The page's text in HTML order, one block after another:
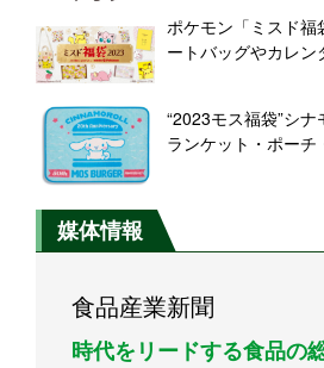
熟煮玉子」も、お
イテムプレゼント
ポケモン「ミスド福
ートバッグやカレン
イン/ミスタードー
“2023モス福袋”シ
ランケット・ポー
媒体情報
食品産業新聞
時代をリードする食品の